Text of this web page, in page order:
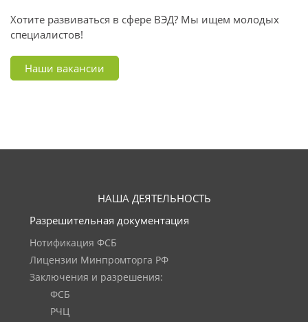
Хотите развиваться в сфере ВЭД? Мы ищем молодых
специалистов!
Наши вакансии
НАША ДЕЯТЕЛЬНОСТЬ
Разрешительная документация
Нотификация ФСБ
Лицензии Минпромторга РФ
Заключения и разрешения:
ФСБ
РЧЦ